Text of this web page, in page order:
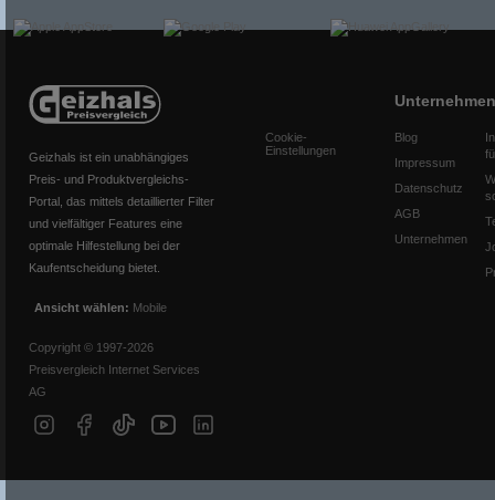
Geizhals ist ein unabhängiges
Preis- und Produktvergleichs-
Portal, das mittels detaillierter Filter
und vielfältiger Features eine
optimale Hilfestellung bei der
Kaufentscheidung bietet.
Ansicht wählen: Mobile
Copyright © 1997-2026
Preisvergleich Internet Services
AG
Cookie-
Einstellungen
Unternehmen
Blog
Impressum
Datenschutz
AGB
Unternehmen